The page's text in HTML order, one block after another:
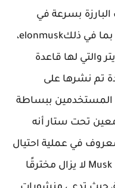
بسرعة في
تعاقب سريع بعد ظهر الأربعاء، بما في ذلكelonmusk،
والتي لها قاعدة
تم نشرها على
حساب مؤسس Tesla و SpaceX المستخدمين ببساطة
تحت ستار أنه
في عملية احتيال
العملة المشفرة. يبدو أن حساب Musk لا يزال مخترقًا